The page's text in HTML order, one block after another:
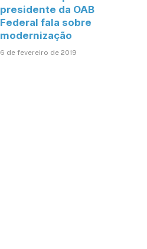
presidente da OAB
Federal fala sobre
modernização
6 de fevereiro de 2019